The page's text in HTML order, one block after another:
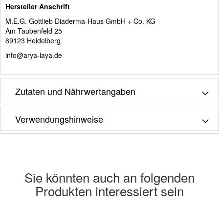
Hersteller Anschrift
M.E.G. Gottlieb Diaderma-Haus GmbH + Co. KG
Am Taubenfeld 25
69123 Heidelberg
info@arya-laya.de
Zutaten und Nährwertangaben
Verwendungshinweise
Sie könnten auch an folgenden
Produkten interessiert sein